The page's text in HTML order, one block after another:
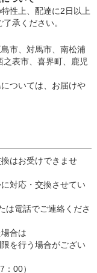
性上、配達に2日以上
承ください。
市、対馬市、南松浦
表市、喜界町、鹿児
ついては、お届けや
はお受けできませ
対応・交換させてい
は電話でご連絡くださ
合は
を行う場合がござい
00）